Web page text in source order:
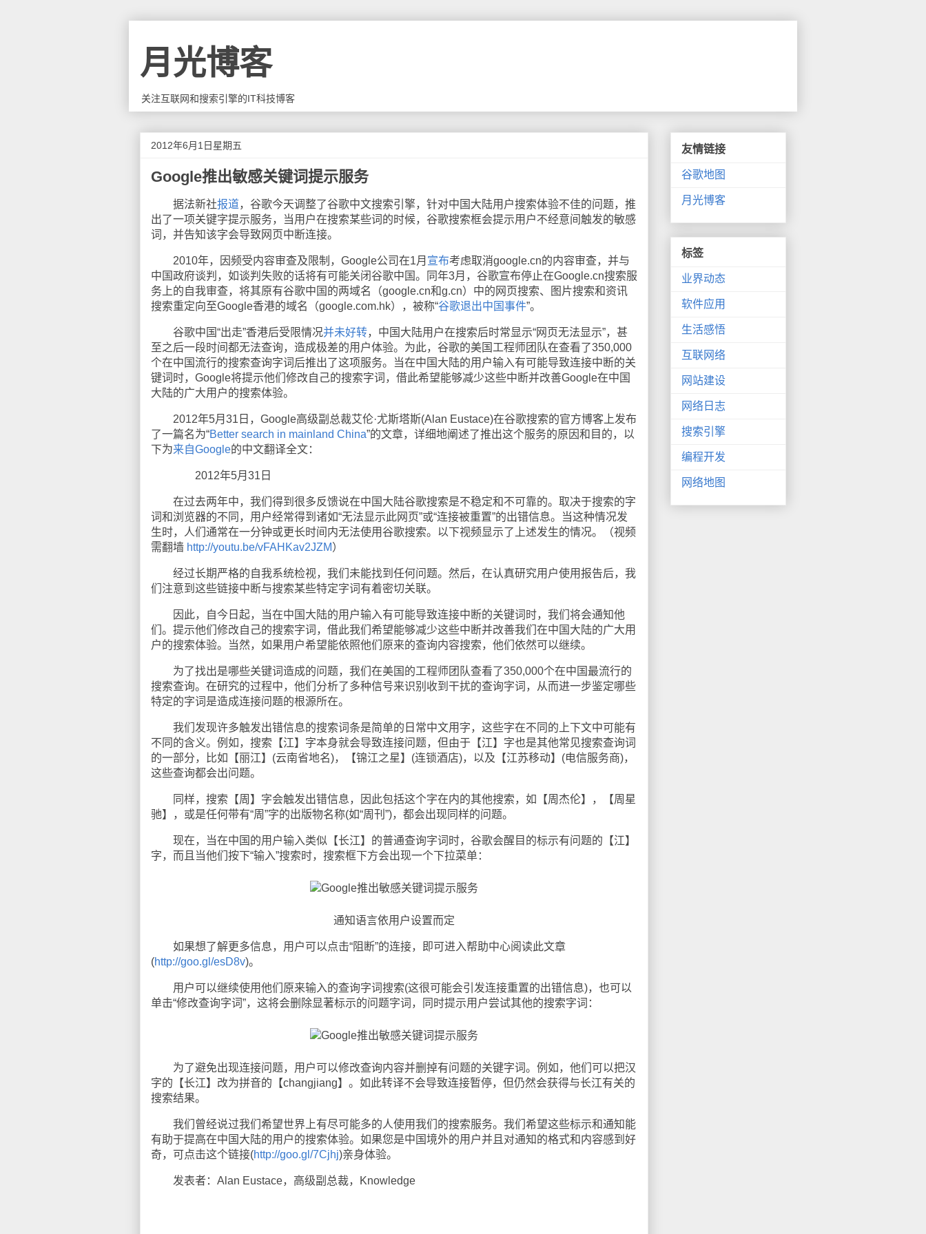
月光博客
关注互联网和搜索引擎的IT科技博客
2012年6月1日星期五
Google推出敏感关键词提示服务
据法新社报道，谷歌今天调整了谷歌中文搜索引擎，针对中国大陆用户搜索体验不佳的问题，推
出了一项关键字提示服务，当用户在搜索某些词的时候，谷歌搜索框会提示用户不经意间触发的敏感
词，并告知该字会导致网页中断连接。
2010年，因频受内容审查及限制，Google公司在1月 宣布考虑取消google.cn的内容审查，并与
中国政府谈判，如谈判失败的话将有可能关闭谷歌中国。同年3月，谷歌宣布停止在Google.cn搜索服
务上的自我审查，将其原有谷歌中国的两域名（google.cn和g.cn）中的网页搜索、图片搜索和资讯
搜索重定向至Google香港的域名（google.com.hk），被称“谷歌退出中国事件”。
谷歌中国“出走”香港后受限情况并未好转，中国大陆用户在搜索后时常显示“网页无法显示”，甚
至之后一段时间都无法查询，造成极差的用户体验。为此，谷歌的美国工程师团队在查看了350,000
个在中国流行的搜索查询字词后推出了这项服务。当在中国大陆的用户输入有可能导致连接中断的关
键词时，Google将提示他们修改自己的搜索字词，借此希望能够减少这些中断并改善Google在中国
大陆的广大用户的搜索体验。
2012年5月31日，Google高级副总裁艾伦·尤斯塔斯(Alan Eustace)在谷歌搜索的官方博客上发布
了一篇名为“Better search in mainland China”的文章，详细地阐述了推出这个服务的原因和目的，以
下为来自Google的中文翻译全文：
2012年5月31日
在过去两年中，我们得到很多反馈说在中国大陆谷歌搜索是不稳定和不可靠的。取决于搜索的字
词和浏览器的不同，用户经常得到诸如“无法显示此网页”或“连接被重置”的出错信息。当这种情况发
生时，人们通常在一分钟或更长时间内无法使用谷歌搜索。以下视频显示了上述发生的情况。（视频
需翻墙 http://youtu.be/vFAHKav2JZM）
经过长期严格的自我系统检视，我们未能找到任何问题。然后，在认真研究用户使用报告后，我
们注意到这些链接中断与搜索某些特定字词有着密切关联。
因此，自今日起，当在中国大陆的用户输入有可能导致连接中断的关键词时，我们将会通知他
们。提示他们修改自己的搜索字词，借此我们希望能够减少这些中断并改善我们在中国大陆的广大用
户的搜索体验。当然，如果用户希望能依照他们原来的查询内容搜索，他们依然可以继续。
为了找出是哪些关键词造成的问题，我们在美国的工程师团队查看了350,000个在中国最流行的
搜索查询。在研究的过程中，他们分析了多种信号来识别收到干扰的查询字词，从而进一步鉴定哪些
特定的字词是造成连接问题的根源所在。
我们发现许多触发出错信息的搜索词条是简单的日常中文用字，这些字在不同的上下文中可能有
不同的含义。例如，搜索【江】字本身就会导致连接问题，但由于【江】字也是其他常见搜索查询词
的一部分，比如【丽江】(云南省地名)，【锦江之星】(连锁酒店)，以及【江苏移动】(电信服务商)，
这些查询都会出问题。
同样，搜索【周】字会触发出错信息，因此包括这个字在内的其他搜索，如【周杰伦】，【周星
驰】，或是任何带有“周”字的出版物名称(如“周刊”)，都会出现同样的问题。
现在，当在中国的用户输入类似【长江】的普通查询字词时，谷歌会醒目的标示有问题的【江】
字，而且当他们按下“输入”搜索时，搜索框下方会出现一个下拉菜单：
通知语言依用户设置而定
如果想了解更多信息，用户可以点击“阻断”的连接，即可进入帮助中心阅读此文章
(http://goo.gl/esD8v)。
用户可以继续使用他们原来输入的查询字词搜索(这很可能会引发连接重置的出错信息)，也可以
单击“修改查询字词”，这将会删除显著标示的问题字词，同时提示用户尝试其他的搜索字词：
为了避免出现连接问题，用户可以修改查询内容并删掉有问题的关键字词。例如，他们可以把汉
字的【长江】改为拼音的【changjiang】。如此转译不会导致连接暂停，但仍然会获得与长江有关的
搜索结果。
我们曾经说过我们希望世界上有尽可能多的人使用我们的搜索服务。我们希望这些标示和通知能
有助于提高在中国大陆的用户的搜索体验。如果您是中国境外的用户并且对通知的格式和内容感到好
奇，可点击这个链接(http://goo.gl/7Cjhj)亲身体验。
发表者：Alan Eustace，高级副总裁，Knowledge
友情链接
谷歌地图
月光博客
标签
业界动态
软件应用
生活感悟
互联网络
网站建设
网络日志
搜索引擎
编程开发
网络地图